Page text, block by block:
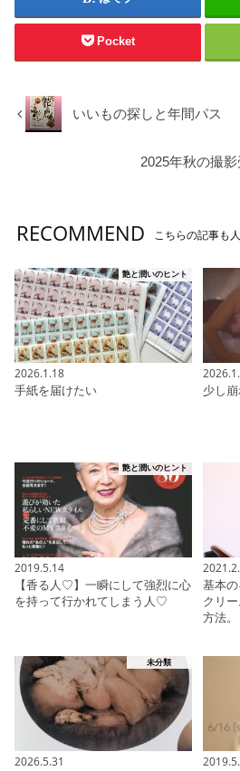
Pocket
いいもの探しと年間パス
2025年秋の撮
RECOMMEND こちらの記事も人
艶と潤いのヒント
2026.1.18
手紙を届けたい 少し
艶と潤いのヒント
2019.5.14
【香る人♡】一瞬にして強烈に心
を持って行かれてしまう人♡
基本
クリ
方法。
未分類
2026.5.31